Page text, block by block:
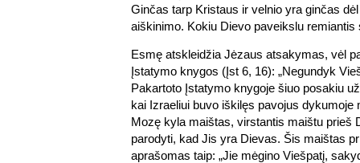
Ginčas tarp Kristaus ir velnio yra ginčas
aiškinimo. Kokiu Dievo paveikslu
Esmę atskleidžia Jėzaus atsakymas, vėl
Įstatymo knygos (Įst 6, 16): „Negundyk
Pakartoto Įstatymo knygoje šiuo posakiu
kai Izraeliui buvo iškilęs pavojus dykumoje
Mozę kyla maištas, virstantis maištu prieš
parodyti, kad Jis yra Dievas. Šis maištas
aprašomas taip: „Jie mėgino Viešpatį,